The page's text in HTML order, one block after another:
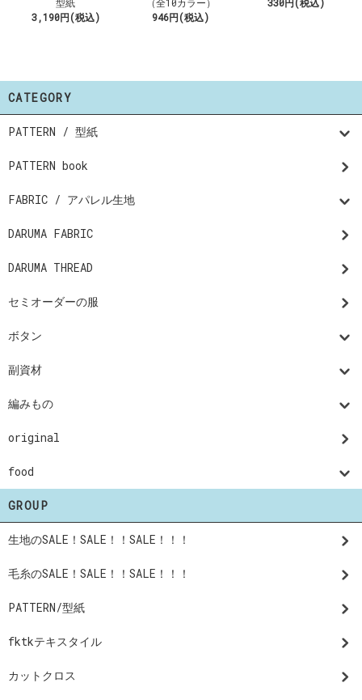
3,190円(税込)
946円(税込)
CATEGORY
PATTERN / 型紙
PATTERN book
FABRIC / アパレル生地
DARUMA FABRIC
DARUMA THREAD
セミオーダーの服
ボタン
副資材
編みもの
original
food
GROUP
生地のSALE！SALE！！SALE！！！
毛糸のSALE！SALE！！SALE！！！
PATTERN/型紙
fktkテキスタイル
カットクロス